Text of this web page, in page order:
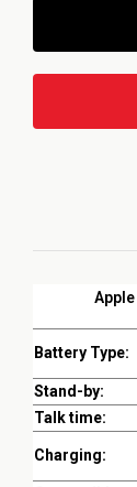
Battery Type:
Stand-by:
Talk time:
Charging: